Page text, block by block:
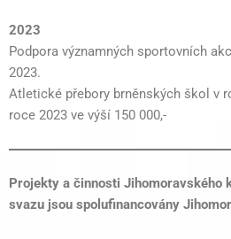
2023
Podpora významných sportovních
2023.
Atletické přebory brněnských škol v
roce 2023 ve výší 150 000,-
Projekty a činnosti Jihomoravského
svazu jsou spolufinancovány